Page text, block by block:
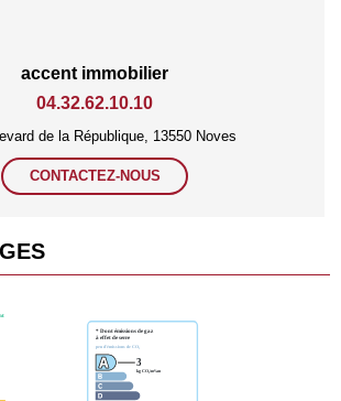
accent immobilier
04.32.62.10.10
de la République, 13550 Noves
CONTACTEZ-NOUS